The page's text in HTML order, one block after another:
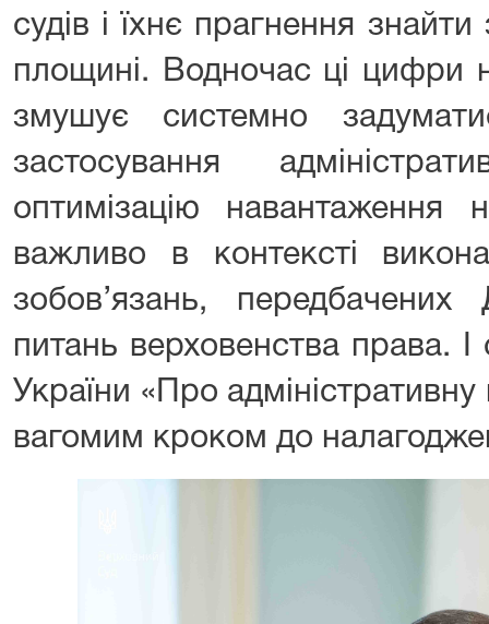
судів і їхнє прагнення
площині. Водночас ці цифри
змушує системно
застосування
оптимізацію
важливо в контексті
зобов’язань,
питань верховенства права.
України «Про
вагомим кроком до